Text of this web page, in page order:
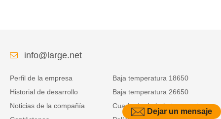
Dejar un mensaje
info@large.net
Perfil de la empresa
Historial de desarrollo
Noticias de la compañía
Baja temperatura 18650
Baja temperatura 26650
Cuadrado de baja temperatura